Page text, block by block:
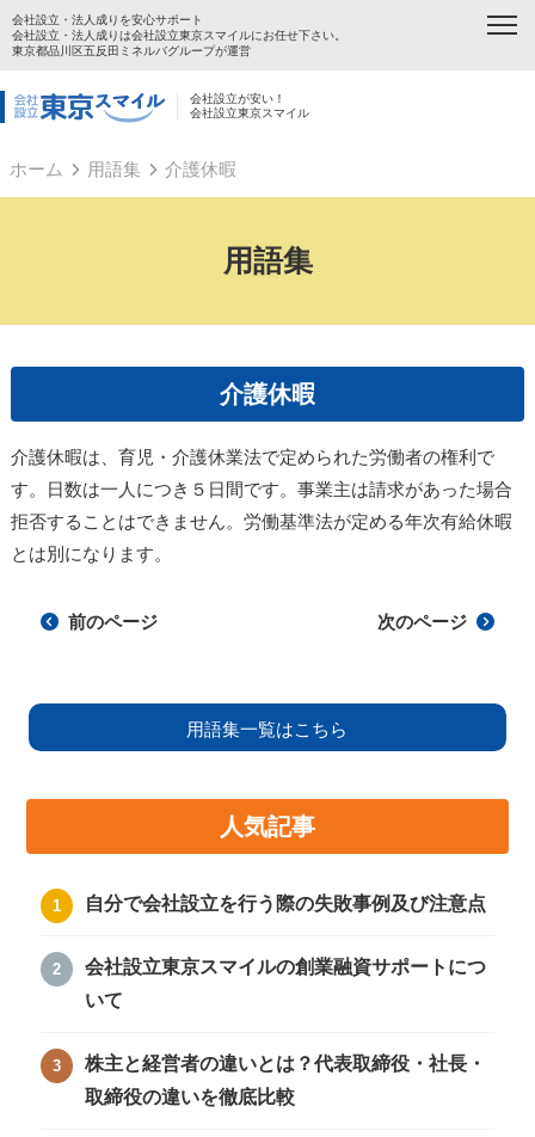
会社設立・法人成りを安心サポート
会社設立・法人成りは会社設立東京スマイルにお任せ下さい。
東京都品川区五反田ミネルバグループが運営
会社設立が安い！
会社設立東京スマイル
ホーム 用語集 介護休暇
用語集
介護休暇
介護休暇は、育児・介護休業法で定められた労働者の権利で
す。日数は一人につき５日間です。事業主は請求があった場合
拒否することはできません。労働基準法が定める年次有給休暇
とは別になります。
前のページ 次のページ
用語集一覧はこちら
人気記事
自分で会社設立を行う際の失敗事例及び注意点
会社設立東京スマイルの創業融資サポートにつ
いて
株主と経営者の違いとは？代表取締役・社長・
取締役の違いを徹底比較